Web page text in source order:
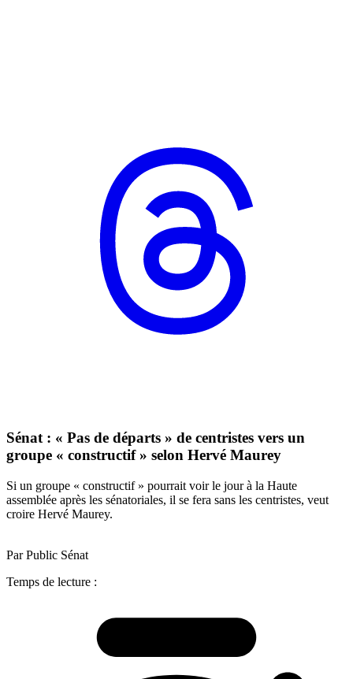
Sénat : « Pas de départs » de centristes vers un
groupe « constructif » selon Hervé Maurey
Si un groupe « constructif » pourrait voir le jour à la Haute
assemblée après les sénatoriales, il se fera sans les centristes, veut
croire Hervé Maurey.
Par Public Sénat
Temps de lecture :